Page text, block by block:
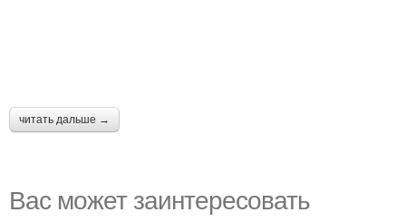
читать дальше →
Вас может заинтересовать